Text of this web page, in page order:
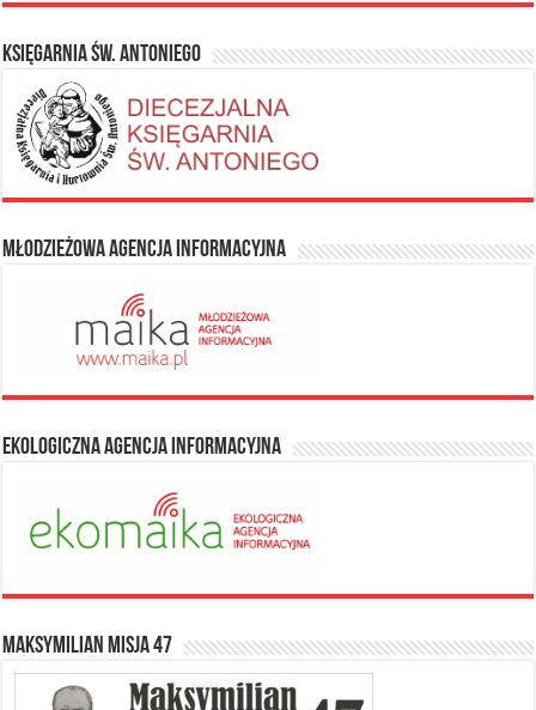
Księgarnia Św. Antoniego
Młodzieżowa Agencja Informacyjna
Ekologiczna Agencja Informacyjna
Maksymilian Misja 47